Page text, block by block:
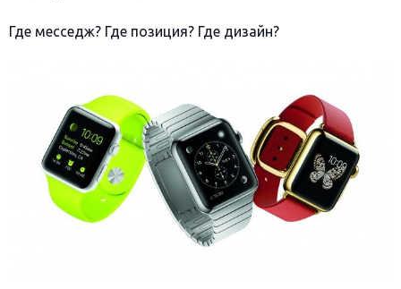
Где месседж? Где позиция? Где дизайн?